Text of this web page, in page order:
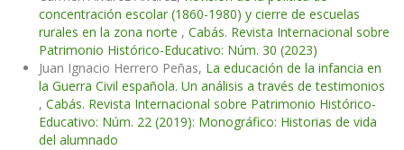
concentración escolar (1860-1980) y cierre de escuelas
rurales en la zona norte , Cabás. Revista Internacional sobre
Patrimonio Histórico-Educativo: Núm. 30 (2023)
Juan Ignacio Herrero Peñas, La educación de la infancia en
la Guerra Civil española. Un análisis a través de testimonios
, Cabás. Revista Internacional sobre Patrimonio Histórico-
Educativo: Núm. 22 (2019): Monográfico: Historias de vida
del alumnado